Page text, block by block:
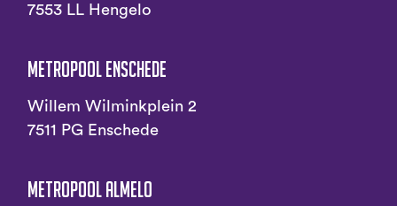
7553 LL Hengelo
Metropool Enschede
Willem Wilminkplein 2
7511 PG Enschede
Metropool Almelo